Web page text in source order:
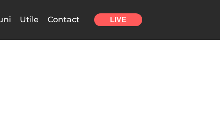
Utile Contact LIVE